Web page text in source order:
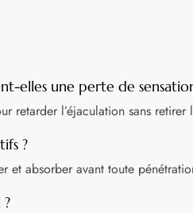
elles une perte de
retarder l’éjaculation sans
?
absorber avant toute